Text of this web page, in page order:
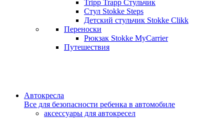
Tripp Trapp Стульчик
Стул Stokke Steps
Детский стульчик Stokke Clikk
Переноски
Рюкзак Stokke MyCarrier
Путешествия
Автокресла
Все для безопасности ребенка в автомобиле
аксессуары для автокресел